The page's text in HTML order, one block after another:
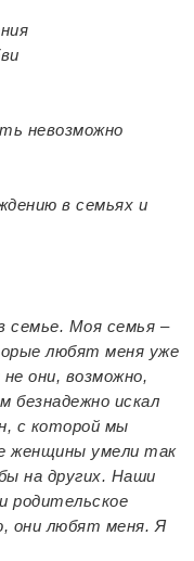
невозможно
в семьях и
семье. Моя семья –
любят меня уже
они, возможно,
безнадежно искал
с которой мы
женщины умели так
на других. Наши
родительское
они любят меня. Я